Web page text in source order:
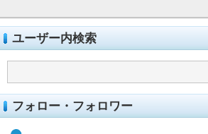
ユーザー内検索
フォロー・フォロワー